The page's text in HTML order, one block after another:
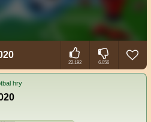
22.192 6.056
hry